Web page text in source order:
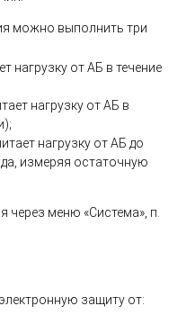
можно выполнить три
нагрузку от АБ в течение
нагрузку от АБ в
нагрузку от АБ до
измеряя остаточную
через меню «Система», п.
защиту от: